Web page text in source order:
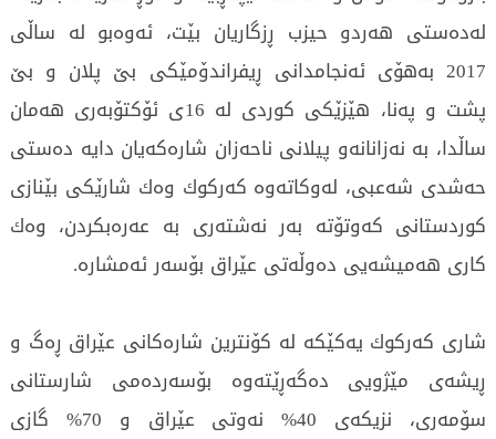
له‌ده‌ستی‌ هه‌ردو حیزب ڕزگاریان بێت، ئه‌وه‌بو له‌ ساڵی‌
2017 به‌هۆی‌ ئه‌نجامدانی‌ ڕیفراندۆمێكی‌ بێ‌ پلان و بێ
پشت و په‌نا، هێزێكی‌ كوردی‌ له‌ 16ی‌ ئۆكتۆبه‌ری‌ هه‌مان
ساڵدا، به‌ نه‌زانانه‌و پیلانی‌ ناحه‌زان شاره‌كه‌یان دایه‌ ده‌ستی‌
حه‌شدی‌ شه‌عبی‌، له‌وكاته‌وه‌ كه‌ركوك وه‌ك شارێكی‌ بێنازی‌
كوردستانی‌ كه‌وتۆته‌ به‌ر نه‌شته‌ری‌ به‌ عه‌ره‌بكردن، وه‌ك
كاری‌ هه‌میشه‌یی‌ ده‌وڵه‌تی‌ عێراق بۆسه‌ر ئه‌مشاره‌.
شاری‌ كه‌ركوك یه‌كێكه‌ له‌ كۆنترین شاره‌كانی‌ عێراق ڕه‌گ و
ڕیشه‌ی‌ مێژویی‌ ده‌گه‌ڕێته‌وه‌ بۆسه‌رده‌می‌ شارستانی‌
سۆمه‌ری‌، نزیكه‌ی‌ 40% نه‌وتی‌ عێراق و 70% گازی‌